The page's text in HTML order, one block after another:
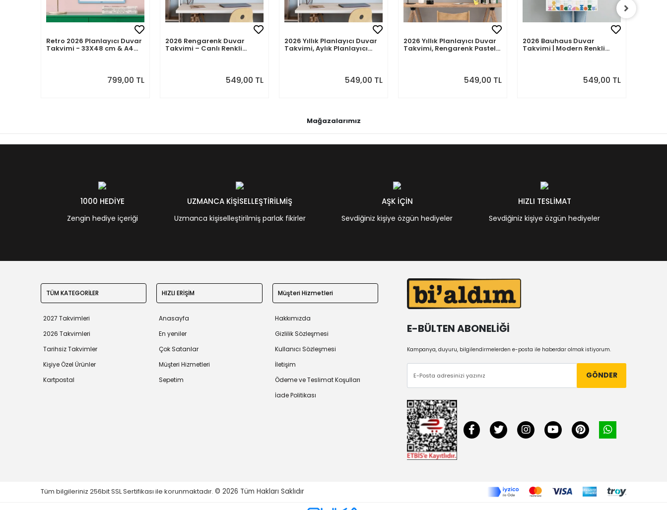
Retro 2026 Planlayıcı Duvar
Takvimi - 33X48 cm & A4
799,00 TL
2026 Rengarenk Duvar
Takvimi – Canlı Renkli
549,00 TL
2026 Yıllık Planlayıcı Duvar
Takvimi, Aylık Planlayıcı
549,00 TL
2026 Yıllık Planlayıcı Duvar
Takvimi, Rengarenk Pastel
549,00 TL
2026 Bauhaus Duvar
Takvimi | Modern Renkli
549,00 TL
Mağazalarımız
1000 HEDİYE
Zengin hediye içeriği
UZMANCA KİŞİSELLEŞTİRİLMİŞ
Uzmanca kişiselleştirilmiş parlak fikirler
AŞK İÇİN
Sevdiğiniz kişiye özgün hediyeler
HIZLI TESLİMAT
Sevdiğiniz kişiye özgün hediyeler
TÜM KATEGORİLER
2027 Takvimleri
2026 Takvimleri
Tarihsiz Takvimler
Kişiye Özel Ürünler
Kartpostal
HIZLI ERİŞİM
Anasayfa
En yeniler
Çok Satanlar
Müşteri Hizmetleri
Sepetim
Müşteri Hizmetleri
Hakkımızda
Gizlilik Sözleşmesi
Kullanıcı Sözleşmesi
İletişim
Ödeme ve Teslimat Koşulları
İade Politikası
E-BÜLTEN ABONELİĞİ
Kampanya, duyuru, bilgilendirmelerden e-posta ile haberdar olmak istiyorum.
GÖNDER
Tüm bilgileriniz 256bit SSL Sertifikası ile korunmaktadır. © 2026 Tüm Hakları Saklıdır